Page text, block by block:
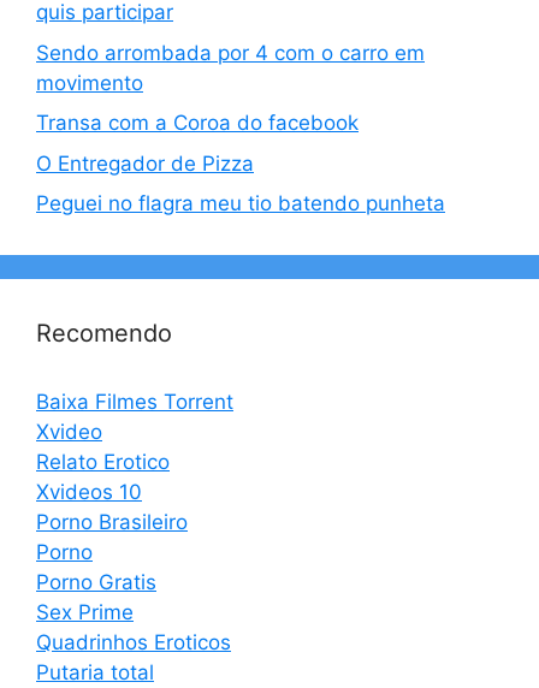
quis participar
Sendo arrombada por 4 com o carro em
movimento
Transa com a Coroa do facebook
O Entregador de Pizza
Peguei no flagra meu tio batendo punheta
Recomendo
Baixa Filmes Torrent
Xvideo
Relato Erotico
Xvideos 10
Porno Brasileiro
Porno
Porno Gratis
Sex Prime
Quadrinhos Eroticos
Putaria total